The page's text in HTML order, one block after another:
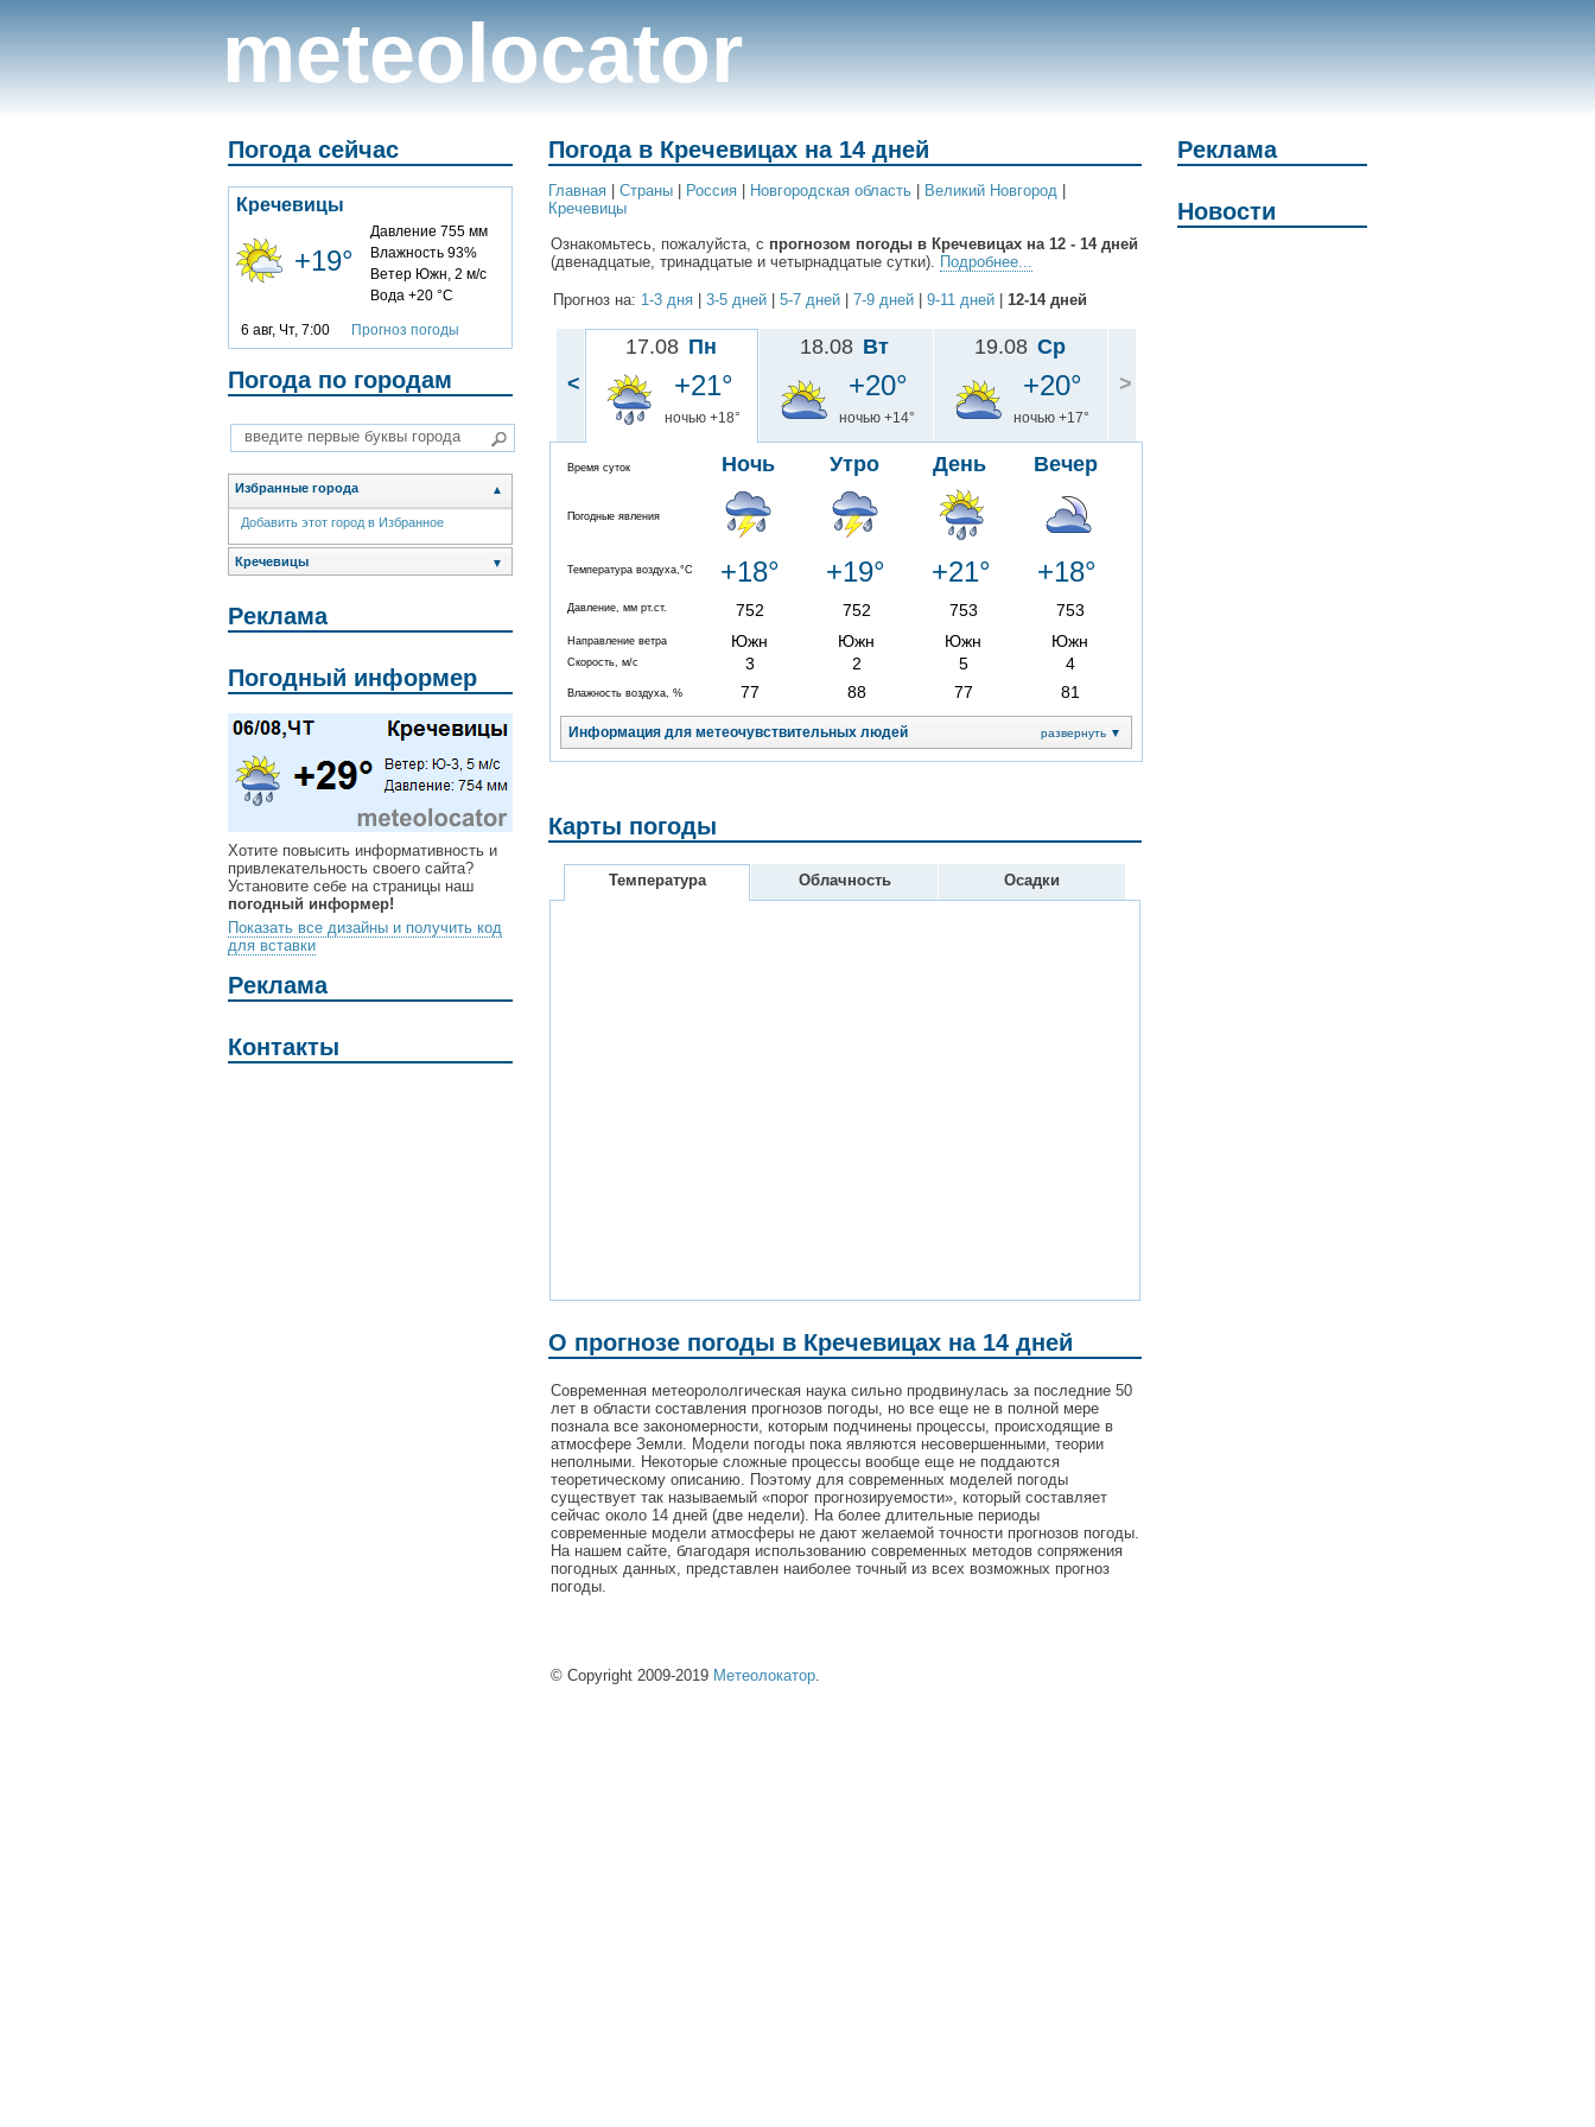
meteolocator
Погода сейчас
Кречевицы
+19°
Давление 755 мм
Влажность 93%
Ветер Южн, 2 м/с
Вода +20 °C
6 авг, Чт, 7:00 Прогноз погоды
Погода по городам
Избранные города ▲
Добавить этот город в Избранное
Кречевицы ▼
Реклама
Погодный информер
Хотите повысить информативность и
привлекательность своего сайта?
Установите себе на страницы наш
погодный информер!
Показать все дизайны и получить код
для вставки
Реклама
Контакты
Погода в Кречевицах на 14 дней
Главная Cтраны Россия Новгородская область Великий Новгород
Кречевицы
Ознакомьтесь, пожалуйста, с прогнозом погоды в Кречевицах на 12 - 14 дней
(двенадцатые, тринадцатые и четырнадцатые сутки). Подробнее...
Прогноз на: 1-3 дня 3-5 дней 5-7 дней 7-9 дней 9-11 дней 12-14 дней
<
17.08 Пн
+21°
ночью +18°
Время суток Ночь Утро День Вечер
Погодные явления
Температура воздуха,°C +18° +19° +21° +18°
Давление, мм рт.ст. 752 752 753 753
Направление ветра Южн Южн Южн Южн
Скорость, м/с 3 2 5 4
Влажность воздуха, % 77 88 77 81
Информация для метеочувствительных людей развернуть ▼
18.08 Вт
+20°
ночью +14°
19.08 Ср
+20°
ночью +17°
>
Карты погоды
Температура Облачность Осадки
О прогнозе погоды в Кречевицах на 14 дней
Современная метеорололгическая наука сильно продвинулась за последние 50
лет в области составления прогнозов погоды, но все еще не в полной мере
познала все закономерности, которым подчинены процессы, происходящие в
атмосфере Земли. Модели погоды пока являются несовершенными, теории
неполными. Некоторые сложные процессы вообще еще не поддаются
теоретическому описанию. Поэтому для современных моделей погоды
существует так называемый «порог прогнозируемости», который составляет
сейчас около 14 дней (две недели). На более длительные периоды
современные модели атмосферы не дают желаемой точности прогнозов погоды.
На нашем сайте, благодаря использованию современных методов сопряжения
погодных данных, представлен наиболее точный из всех возможных прогноз
погоды.
© Copyright 2009-2019 Метеолокатор
Реклама
Новости